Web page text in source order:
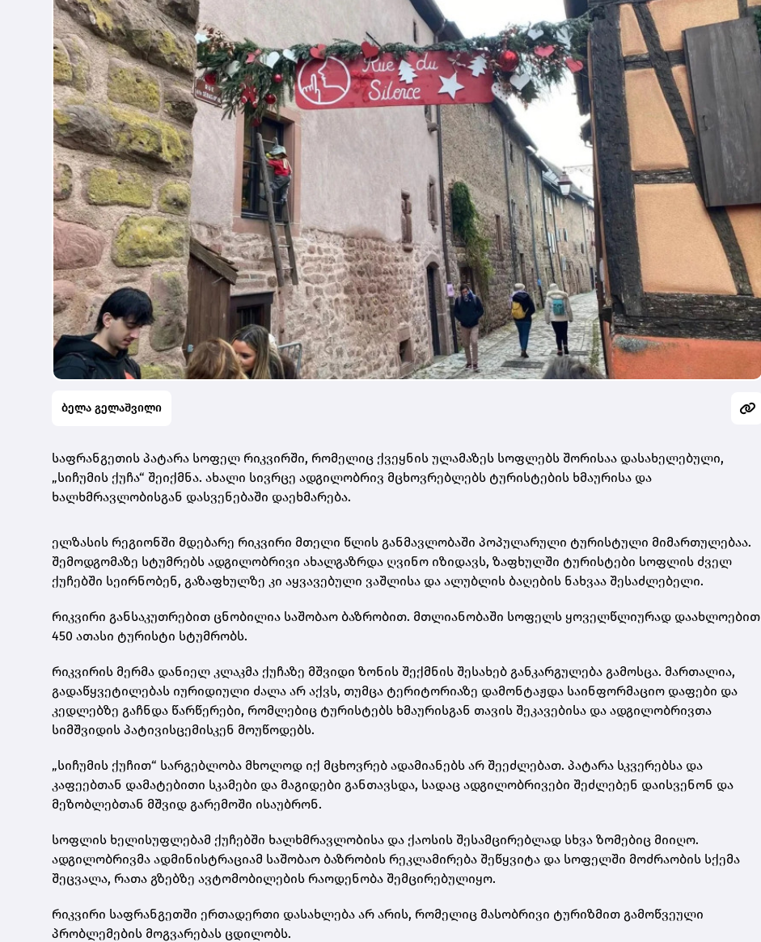
ბელა გელაშვილი
საფრანგეთის პატარა სოფელ რიკვირში, რომელიც ქვეყნის ულამაზეს სოფლებს შორისაა დასახელებული,
„სიჩუმის ქუჩა“ შეიქმნა. ახალი სივრცე ადგილობრივ მცხოვრებლებს ტურისტების ხმაურისა და
ხალხმრავლობისგან დასვენებაში დაეხმარება.
ელზასის რეგიონში მდებარე რიკვირი მთელი წლის განმავლობაში პოპულარული ტურისტული მიმართულებაა.
შემოდგომაზე სტუმრებს ადგილობრივი ახალგაზრდა ღვინო იზიდავს, ზაფხულში ტურისტები სოფლის ძველ
ქუჩებში სეირნობენ, გაზაფხულზე კი აყვავებული ვაშლისა და ალუბლის ბაღების ნახვაა შესაძლებელი.
რიკვირი განსაკუთრებით ცნობილია საშობაო ბაზრობით. მთლიანობაში სოფელს ყოველწლიურად დაახლოებით
450 ათასი ტურისტი სტუმრობს.
რიკვირის მერმა დანიელ კლაკმა ქუჩაზე მშვიდი ზონის შექმნის შესახებ განკარგულება გამოსცა. მართალია,
გადაწყვეტილებას იურიდიული ძალა არ აქვს, თუმცა ტერიტორიაზე დამონტაჟდა საინფორმაციო დაფები და
კედლებზე გაჩნდა წარწერები, რომლებიც ტურისტებს ხმაურისგან თავის შეკავებისა და ადგილობრივთა
სიმშვიდის პატივისცემისკენ მოუწოდებს.
„სიჩუმის ქუჩით“ სარგებლობა მხოლოდ იქ მცხოვრებ ადამიანებს არ შეეძლებათ. პატარა სკვერებსა და
კაფეებთან დამატებითი სკამები და მაგიდები განთავსდა, სადაც ადგილობრივები შეძლებენ დაისვენონ და
მეზობლებთან მშვიდ გარემოში ისაუბრონ.
სოფლის ხელისუფლებამ ქუჩებში ხალხმრავლობისა და ქაოსის შესამცირებლად სხვა ზომებიც მიიღო.
ადგილობრივმა ადმინისტრაციამ საშობაო ბაზრობის რეკლამირება შეწყვიტა და სოფელში მოძრაობის სქემა
შეცვალა, რათა გზებზე ავტომობილების რაოდენობა შემცირებულიყო.
რიკვირი საფრანგეთში ერთადერთი დასახლება არ არის, რომელიც მასობრივი ტურიზმით გამოწვეული
პრობლემების მოგვარებას ცდილობს.